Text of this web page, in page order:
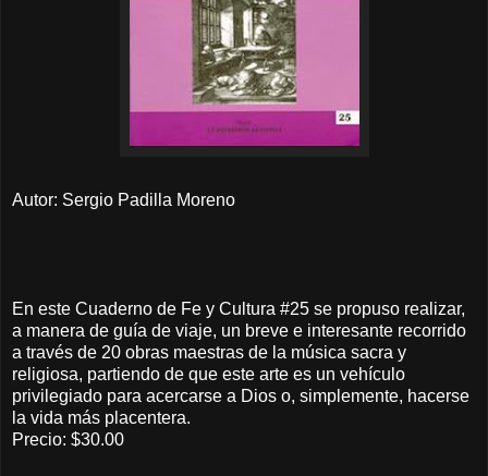
Autor: Sergio Padilla Moreno
En este Cuaderno de Fe y Cultura #25 se propuso realizar,
a manera de guía de viaje, un breve e interesante recorrido
a través de 20 obras maestras de la música sacra y
religiosa, partiendo de que este arte es un vehículo
privilegiado para acercarse a Dios o, simplemente, hacerse
la vida más placentera.
Precio: $30.00